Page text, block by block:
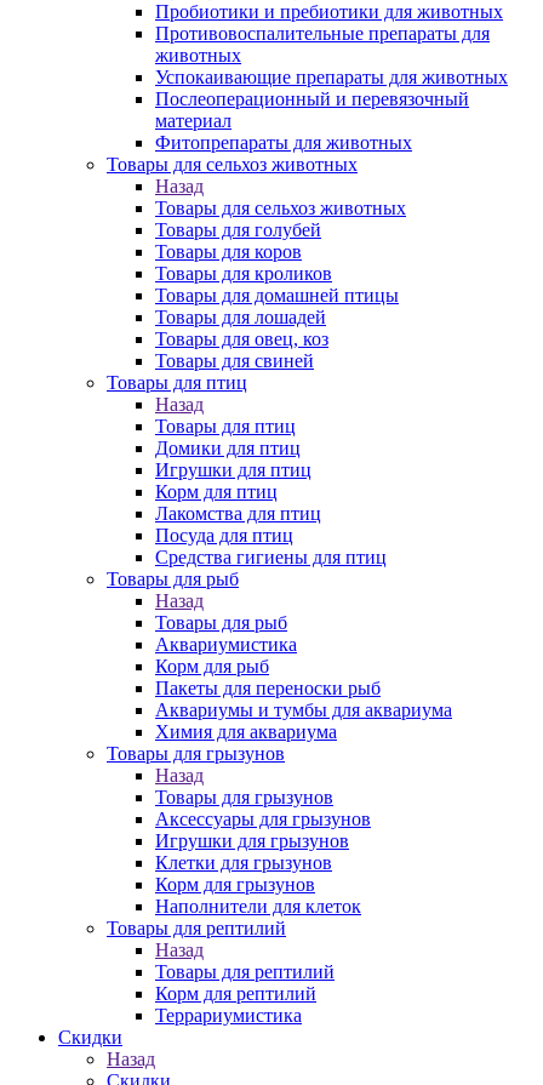
Пробиотики и пребиотики для животных
Противовоспалительные препараты для
животных
Успокаивающие препараты для животных
Послеоперационный и перевязочный
материал
Фитопрепараты для животных
Товары для сельхоз животных
Назад
Товары для сельхоз животных
Товары для голубей
Товары для коров
Товары для кроликов
Товары для домашней птицы
Товары для лошадей
Товары для овец, коз
Товары для свиней
Товары для птиц
Назад
Товары для птиц
Домики для птиц
Игрушки для птиц
Корм для птиц
Лакомства для птиц
Посуда для птиц
Средства гигиены для птиц
Товары для рыб
Назад
Товары для рыб
Аквариумистика
Корм для рыб
Пакеты для переноски рыб
Аквариумы и тумбы для аквариума
Химия для аквариума
Товары для грызунов
Назад
Товары для грызунов
Аксессуары для грызунов
Игрушки для грызунов
Клетки для грызунов
Корм для грызунов
Наполнители для клеток
Товары для рептилий
Назад
Товары для рептилий
Корм для рептилий
Террариумистика
Скидки
Назад
Скидки